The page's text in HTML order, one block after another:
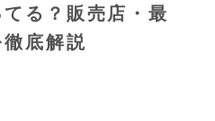
る？販売店・最
底解説